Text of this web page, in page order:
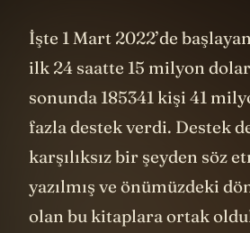
İşte 1 Mart 2022’de
ilk 24 saatte 15 milyon
sonunda 185341 kişi 41
fazla destek verdi. Destek
karşılıksız bir şeyden söz
yazılmış ve önümüzdeki
olan bu kitaplara ortak